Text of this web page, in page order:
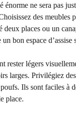
énorme ne sera pas
des meubles
deux places ou un
bon espace d’assise
rester légers
larges. Privilégiez
Ils sont faciles à
place.